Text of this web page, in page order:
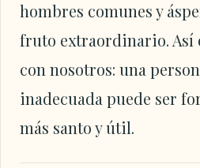
hombres comunes y
fruto extraordinario. Así
con nosotros: una
inadecuada puede ser
más santo y útil.